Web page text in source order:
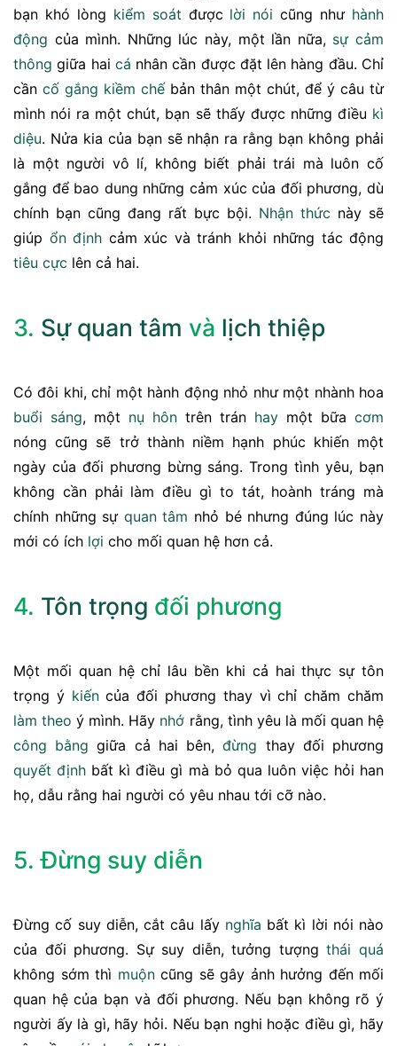
bạn khó lòng kiểm soát được lời nói cũng như hành
động của mình. Những lúc này, một lần nữa, sự cảm
thông giữa hai cá nhân cần được đặt lên hàng đầu. Chỉ
cần cố gắng kiềm chếbản thân một chút, để ý câu từ
mình nói ra một chút, bạn sẽ thấy được những điều kì
diệu. Nửa kia của bạn sẽ nhận ra rằng bạn không phải
là một người vô lí, không biết phải trái mà luôn cố
gắng để bao dung những cảm xúc của đối phương, dù
chính bạn cũng đang rất bực bội. Nhận thức này sẽ
giúp ổn định cảm xúc và tránh khỏi những tác động
tiêu cực lên cả hai.
3. Sự quan tâm và lịch thiệp
Có đôi khi, chỉ một hành động nhỏ như một nhành hoa
buổi sáng, một nụ hôn trên trán hay một bữa cơm
nóng cũng sẽ trở thành niềm hạnh phúc khiến một
ngày của đối phương bừng sáng. Trong tình yêu, bạn
không cần phải làm điều gì to tát, hoành tráng mà
chính những sự quan tâm nhỏ bé nhưng đúng lúc này
mới có ích lợi cho mối quan hệ hơn cả.
4. Tôn trọng đối phương
Một mối quan hệ chỉ lâu bền khi cả hai thực sự tôn
trọng ý kiếncủa đối phương thay vì chỉ chăm chăm
làm theo ý mình. Hãy nhớ rằng, tình yêu là mối quan hệ
công bằng giữa cả hai bên,đừng thay đối phương
quyết định bất kì điều gì mà bỏ qua luôn việc hỏi han
họ, dẫu rằng hai người có yêu nhau tới cỡ nào.
5. Đừng suy diễn
Đừng cố suy diễn, cắt câu lấy nghĩa bất kì lời nói nào
của đối phương. Sự suy diễn, tưởng tượngthái quá
không sớm thì muộncũng sẽ gây ảnh hưởng đến mối
quan hệ của bạn và đối phương. Nếu bạn không rõ ý
người ấy là gì, hãy hỏi. Nếu bạn nghi hoặc điều gì, hãy